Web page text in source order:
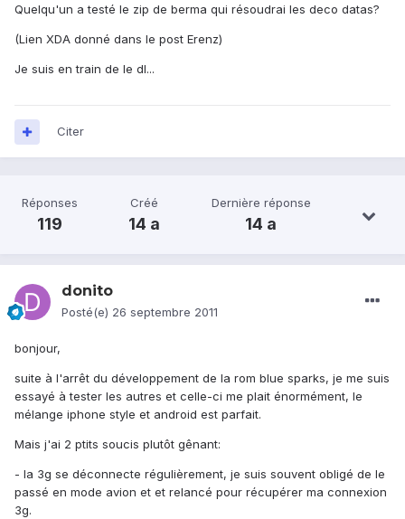
Quelqu'un a testé le zip de berma qui résoudrai les deco datas?
(Lien XDA donné dans le post Erenz)
Je suis en train de le dl...
Citer
Réponses
119
Créé
14 a
Dernière réponse
14 a
donito
Posté(e) 26 septembre 2011
bonjour,
suite à l'arrêt du développement de la rom blue sparks, je me suis
essayé à tester les autres et celle-ci me plait énormément, le
mélange iphone style et android est parfait.
Mais j'ai 2 ptits soucis plutôt gênant:
- la 3g se déconnecte régulièrement, je suis souvent obligé de le
passé en mode avion et et relancé pour récupérer ma connexion
3g.